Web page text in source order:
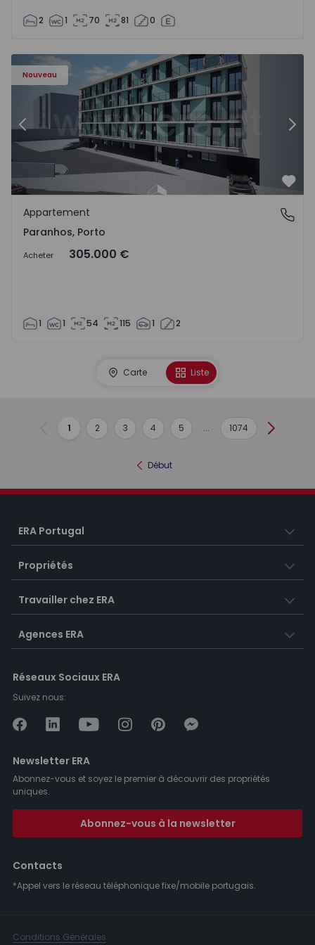
2 1 70 81 0
Nouveau
Appartement T1 Porto, Paranhos - 1575706 - 8
Précédent
Paranhos, Porto
Appartement
Paranhos, Porto
Acheter 305.000 €
1 1 54 115 1 2
Carte Liste
Précédent
1 2 3 4 5 ... 1074 Suivant
Début
ERA Portugal
Propriétés
Travailler chez ERA
Agences ERA
Réseaux Sociaux ERA
Suivez nous:
Newsletter ERA
Abonnez-vous et soyez le premier à découvrir des propriétés
uniques.
Abonnez-vous à la newsletter
Contacts
*Appel vers le réseau téléphonique fixe/mobile portugais.
Conditions Générales